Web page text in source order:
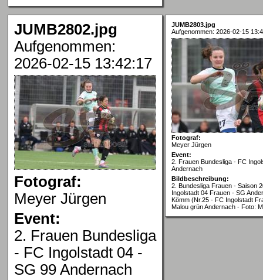
JUMB2802.jpg
Aufgenommen:
2026-02-15 13:42:17
Fotograf:
Meyer Jürgen
Event:
2. Frauen Bundesliga
- FC Ingolstadt 04 -
SG 99 Andernach
JUMB2803.jpg
Aufgenommen: 2026-02-15
Fotograf:
Meyer Jürgen
Event:
2. Frauen Bundesliga - FC
Andernach
Bildbeschreibung:
2. Bundesliga Frauen - Saison
Ingolstadt 04 Frauen - SG
Kömm (Nr.25 - FC Ingolstadt
Malou grün Andernach - Foto: